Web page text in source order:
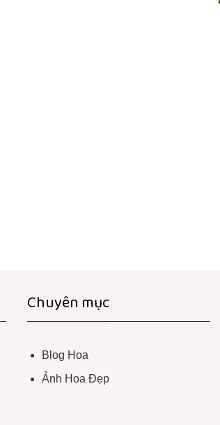
Chuyên mục
Blog Hoa
Ảnh Hoa Đẹp